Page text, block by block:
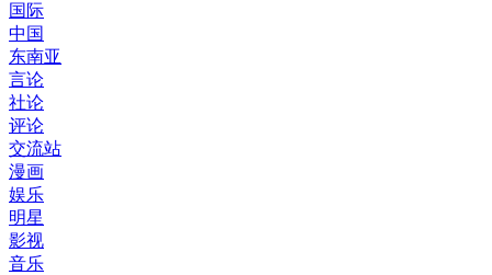
国际
中国
东南亚
言论
社论
评论
交流站
漫画
娱乐
明星
影视
音乐